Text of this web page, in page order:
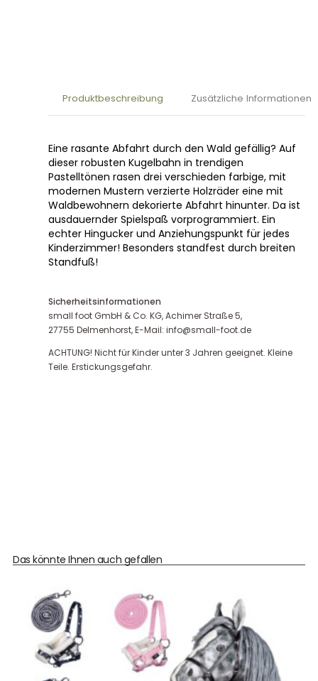
Produktbeschreibung Zusätzliche Informationen
Eine rasante Abfahrt durch den Wald gefällig? Auf
dieser robusten Kugelbahn in trendigen
Pastelltönen rasen drei verschieden farbige, mit
modernen Mustern verzierte Holzräder eine mit
Waldbewohnern dekorierte Abfahrt hinunter. Da ist
ausdauernder Spielspaß vorprogrammiert. Ein
echter Hingucker und Anziehungspunkt für jedes
Kinderzimmer! Besonders standfest durch breiten
Standfuß!
Sicherheitsinformationen
small foot GmbH & Co. KG, Achimer Straße 5,
27755 Delmenhorst, E-Mail: info@small-foot.de
ACHTUNG! Nicht für Kinder unter 3 Jahren geeignet. Kleine
Teile. Erstickungsgefahr.
Das könnte Ihnen auch gefallen